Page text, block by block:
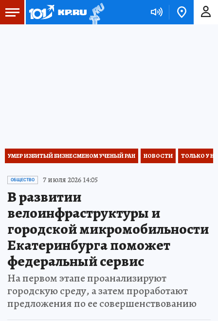
УМЕР ИЗБИТЫЙ БИЗНЕСМЕНОМ УЧЕНЫЙ РАН НОВОСТИ ТОЛЬКО У
ОБЩЕСТВО 7 июля 2026 14:05
В развитии
велоинфраструктуры и
городской микромобильности
Екатеринбурга поможет
федеральный сервис
На первом этапе проанализируют
городскую среду, а затем проработают
предложения по ее совершенствованию